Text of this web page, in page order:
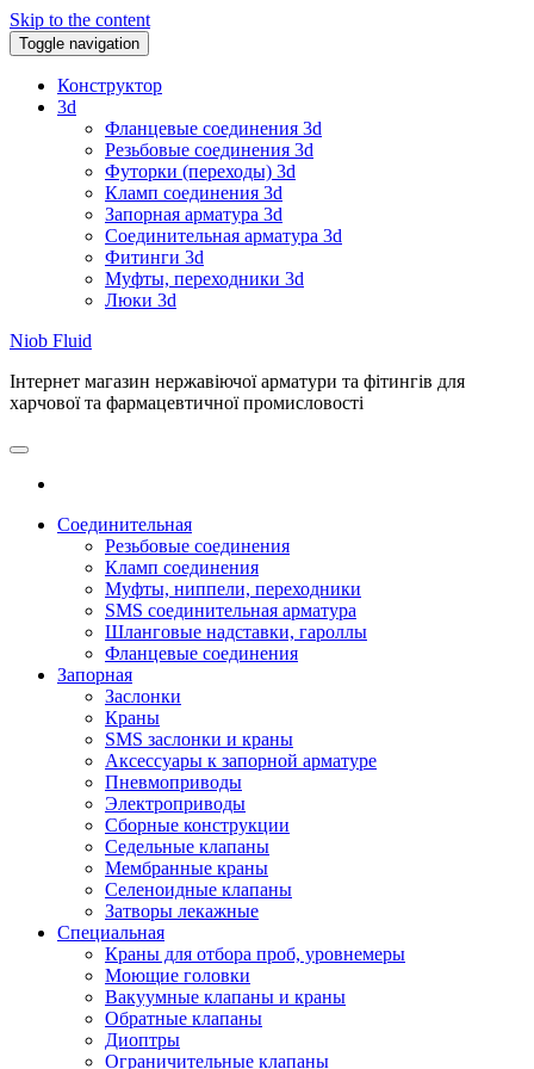
Skip to the content
Toggle navigation
Конструктор
3d
Фланцевые соединения 3d
Резьбовые соединения 3d
Футорки (переходы) 3d
Кламп соединения 3d
Запорная арматура 3d
Соединительная арматура 3d
Фитинги 3d
Муфты, переходники 3d
Люки 3d
Niob Fluid
Інтернет магазин нержавіючої арматури та фітингів для
харчової та фармацевтичної промисловості
Соединительная
Резьбовые соединения
Кламп соединения
Муфты, ниппели, переходники
SMS соединительная арматура
Шланговые надставки, гароллы
Фланцевые соединения
Запорная
Заслонки
Краны
SMS заслонки и краны
Аксессуары к запорной арматуре
Пневмоприводы
Электроприводы
Сборные конструкции
Седельные клапаны
Мембранные краны
Селеноидные клапаны
Затворы лекажные
Специальная
Краны для отбора проб, уровнемеры
Моющие головки
Вакуумные клапаны и краны
Обратные клапаны
Диоптры
Ограничительные клапаны